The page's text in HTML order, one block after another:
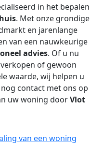
in het bepalen
. Met onze grondige
en jarenlange
van een nauwkeurige
advies. Of u nu
of gewoon
waarde, wij helpen u
contact met ons op
uw woning doorVlot
van een woning